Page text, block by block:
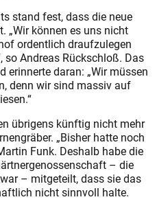
stand fest, dass die neue
„Wir können es uns nicht
ordentlich draufzulegen
so Andreas Rückschloß. Das
daran: „Wir müssen
denn wir sind massiv auf
übrigens künftig nicht mehr
„Bisher hatte noch
Funk. Deshalb habe die
– die
– mitgeteilt, dass sie das
nicht sinnvoll halte.